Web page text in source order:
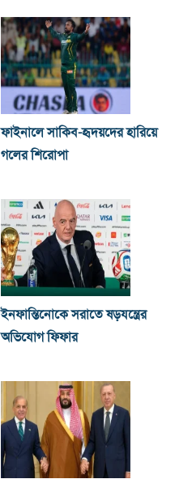
ফাইনালে সাকিব-হৃদয়দের হারিয়ে
গলের শিরোপা
ইনফান্তিনোকে সরাতে ষড়যন্ত্রের
অভিযোগ ফিফার